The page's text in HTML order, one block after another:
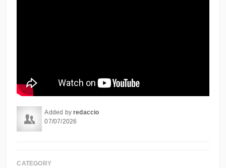
Added byredaccio
07/07/2026
CATEGORY